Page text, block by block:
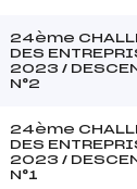
24ème
DES
2023 /
N°2
24ème
DES
2023 /
N°1